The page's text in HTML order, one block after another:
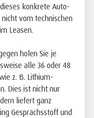
konkrete Auto-
vom technischen
Leasen.
holen Sie je
alle 36 oder 48
z. B. Lithium-
Dies ist nicht nur
liefert ganz
Gesprächsstoff und